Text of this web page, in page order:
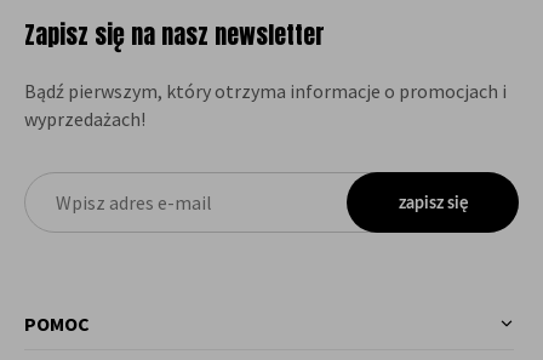
Zapisz się na nasz newsletter
Bądź pierwszym, który otrzyma informacje o promocjach i
wyprzedażach!
zapisz się
POMOC